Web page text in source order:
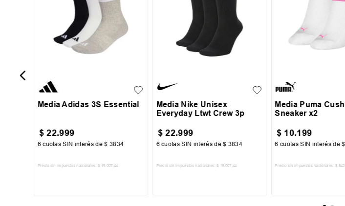
Media Adidas 3S Essential
$ 22.999
6 cuotas SIN interés de$ 3834
Precio sin impuestos nacionales: $ 19.007 ,44
Media Nike Unisex
Everyday Ltwt Crew 3p
$ 22.999
6 cuotas SIN interés de$ 3834
Precio sin impuestos nacionales: $ 19.007 ,44
Media Puma
Sneaker x2
$ 10.199
6 cuotas SIN interés de$
Precio sin impuestos nacionales: $